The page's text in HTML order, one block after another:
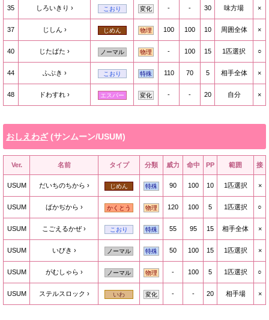
35 しろいきり こおり 変化 - - 30 味方場 ×
37 じしん じめん 物理 100 100 10 周囲全体 ×
40 じたばた ノーマル 物理 - 100 15 1匹選択 ○
44 ふぶき こおり 特殊 110 70 5 相手全体 ×
48 ドわすれ エスパー 変化 - - 20 自分 ×
おしえわざ(サンムーン/USUM)
Ver. 名前 タイプ 分類 威力 命中 PP 範囲 接
USUM だいちのちから じめん 特殊 90 100 10 1匹選択 ×
USUM ばかぢから かくとう 物理 120 100 5 1匹選択 ○
USUM こごえるかぜ こおり 特殊 55 95 15 相手全体 ×
USUM いびき ノーマル 特殊 50 100 15 1匹選択 ×
USUM がむしゃら ノーマル 物理 - 100 5 1匹選択 ○
USUM ステルスロック いわ 変化 - - 20 相手場 ×